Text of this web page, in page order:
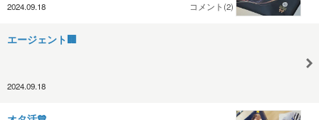
2024.09.18 コメント(2)
エージェント🏢
2024.09.18